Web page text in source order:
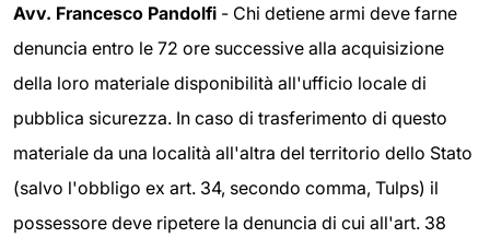
Avv. Francesco Pandolfi - Chi detiene armi deve farne
denuncia entro le 72 ore successive alla acquisizione
della loro materiale disponibilità all'ufficio locale di
pubblica sicurezza. In caso di trasferimento di questo
materiale da una località all'altra del territorio dello Stato
(salvo l'obbligo ex art. 34, secondo comma, Tulps) il
possessore deve ripetere la denuncia di cui all'art. 38